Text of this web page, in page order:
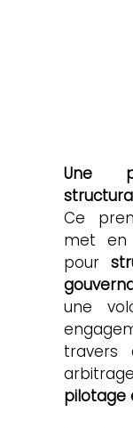
Une
Ce
met en
pour
une
travers
pilotage